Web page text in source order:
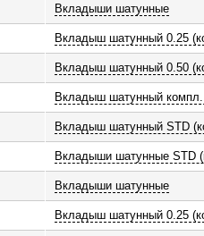
Вкладыши шатунные
Вкладыш шатунный 0.25
Вкладыш шатунный 0.50
Вкладыш шатунный компл.
Вкладыш шатунный STD
Вкладыши шатунные STD
Вкладыши шатунные
Вкладыш шатунный 0.25